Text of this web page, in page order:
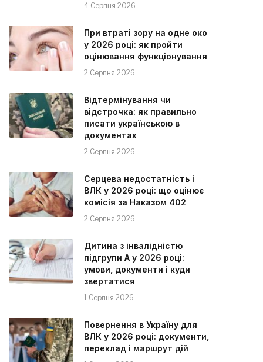
4 Серпня 2026
При втраті зору на одне око
у 2026 році: як пройти
оцінювання функціонування
2 Серпня 2026
Відтермінування чи
відстрочка: як правильно
писати українською в
документах
2 Серпня 2026
Серцева недостатність і
ВЛК у 2026 році: що оцінює
комісія за Наказом 402
2 Серпня 2026
Дитина з інвалідністю
підгрупи А у 2026 році:
умови, документи і куди
звертатися
1 Серпня 2026
Повернення в Україну для
ВЛК у 2026 році: документи,
переклад і маршрут дій